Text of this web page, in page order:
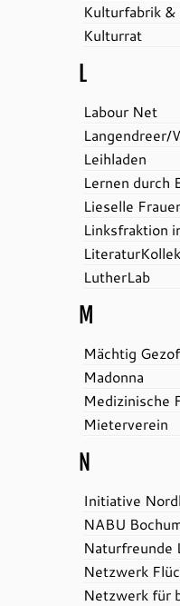
Kulturfabrik &
Kulturrat
L
Labour Net
Langendreer/
Leihladen
Lernen durch
Lieselle
Linksfraktion
LutherLab
M
Mächtig
Madonna
Medizinische
Mieterverein
N
Initiative
NABU
Naturfreunde
Netzwerk
Netzwerk für